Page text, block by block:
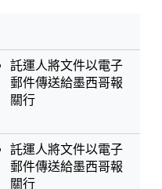
託運人將文件以電子
郵件傳送給墨西哥報
關行
託運人將文件以電子
郵件傳送給墨西哥報
關行